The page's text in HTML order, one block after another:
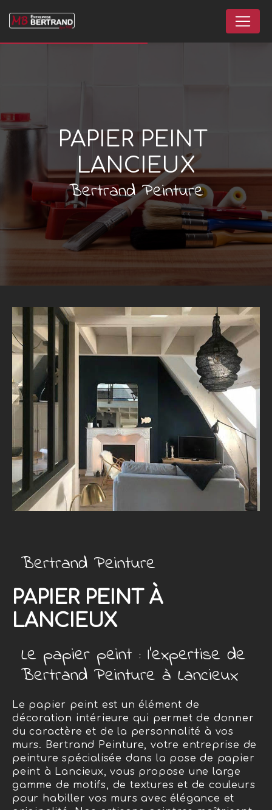
PAPIER PEINT
LANCIEUX
Bertrand Peinture
Bertrand Peinture
PAPIER PEINT À
LANCIEUX
Le papier peint : l'expertise de
Bertrand Peinture à Lancieux
Le papier peint est un élément de
décoration intérieure qui permet de donner
du caractère et de la personnalité à vos
murs. Bertrand Peinture, votre entreprise de
peinture spécialisée dans la pose de papier
peint à Lancieux, vous propose une large
gamme de motifs, de textures et de couleurs
pour habiller vos murs avec élégance et